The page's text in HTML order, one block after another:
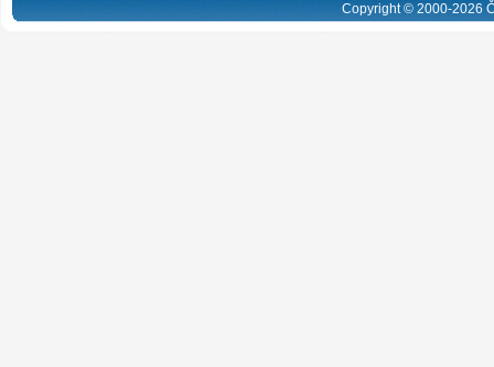
Copyright © 2000-2026